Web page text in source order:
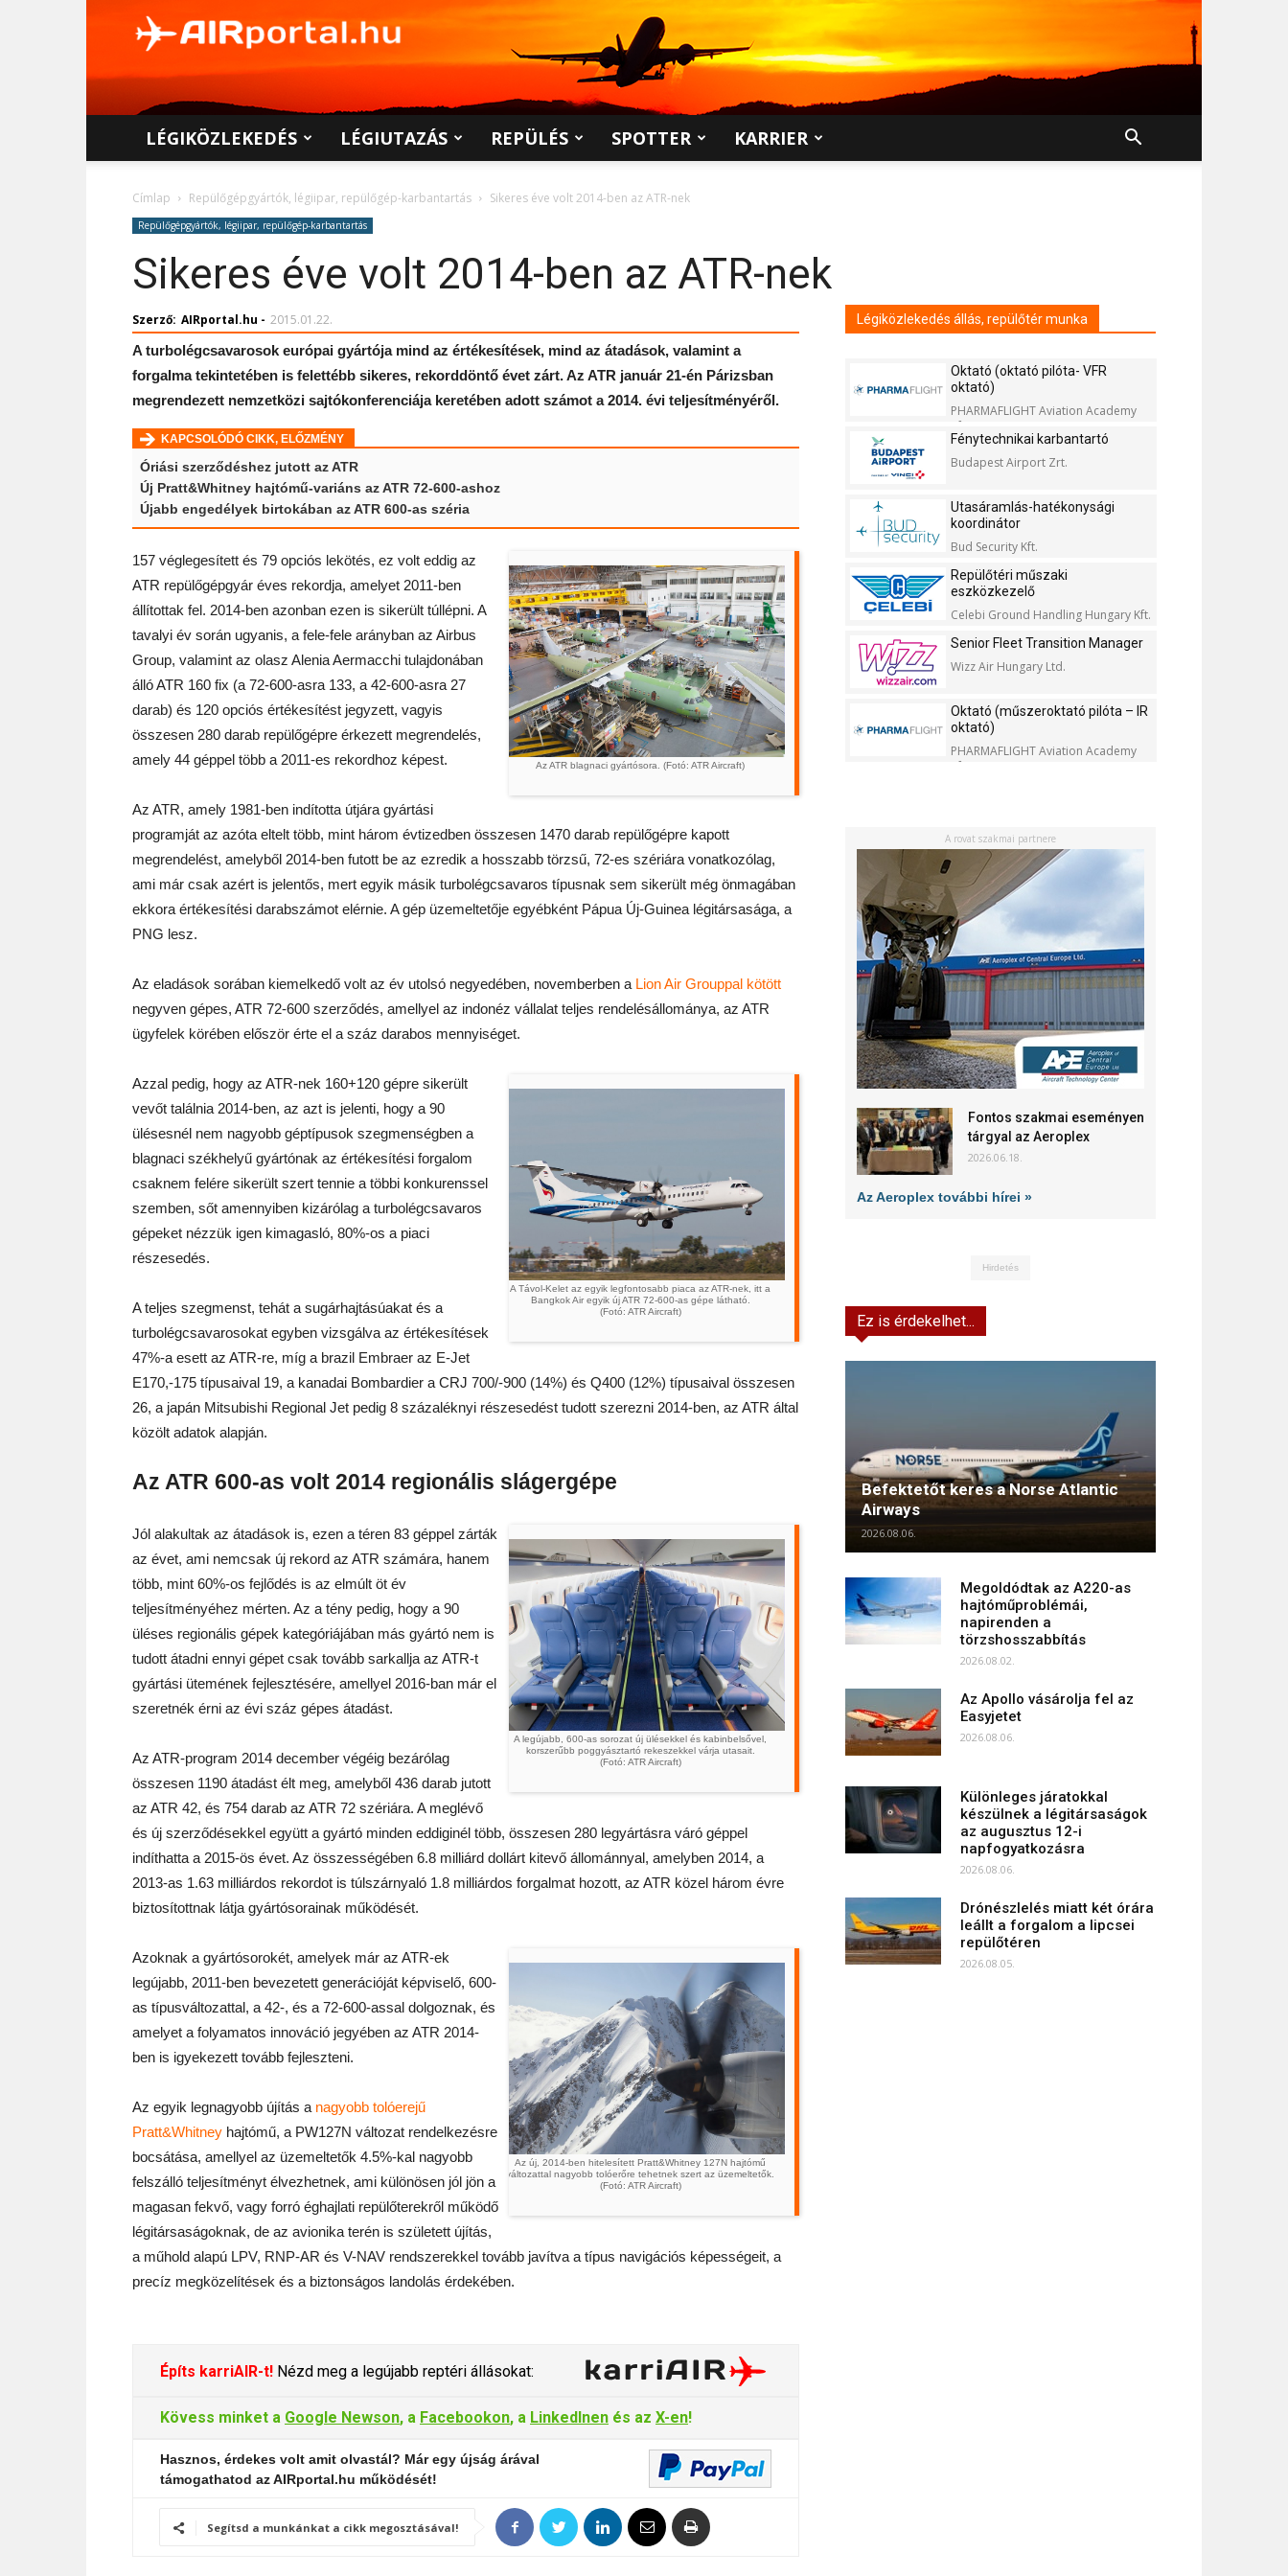
LÉGIKÖZLEKEDÉS LÉGIUTAZÁS REPÜLÉS SPOTTER KARRIER
Címlap Repülőgépgyártók, légiipar, repülőgép-karbantartás Sikeres éve volt 2014-ben az ATR-nek
Repülőgépgyártók, légiipar, repülőgép-karbantartás
Sikeres éve volt 2014-ben az ATR-nek
Szerző: AIRportal.hu - 2015.01.22.
A turbolégcsavarosok európai gyártója mind az értékesítések, mind az átadások, valamint a
forgalma tekintetében is felettébb sikeres, rekorddöntő évet zárt. Az ATR január 21-én Párizsban
megrendezett nemzetközi sajtókonferenciája keretében adott számot a 2014. évi teljesítményéről.
KAPCSOLÓDÓ CIKK, ELŐZMÉNY
Óriási szerződéshez jutott az ATR
Új Pratt&Whitney hajtómű-variáns az ATR 72-600-ashoz
Újabb engedélyek birtokában az ATR 600-as széria
Az ATR blagnaci gyártósora. (Fotó: ATR Aircraft)
157 véglegesített és 79 opciós lekötés, ez volt eddig az
ATR repülőgépgyár éves rekordja, amelyet 2011-ben
állítottak fel. 2014-ben azonban ezen is sikerült túllépni. A
tavalyi év során ugyanis, a fele-fele arányban az Airbus
Group, valamint az olasz Alenia Aermacchi tulajdonában
álló ATR 160 fix (a 72-600-asra 133, a 42-600-asra 27
darab) és 120 opciós értékesítést jegyzett, vagyis
összesen 280 darab repülőgépre érkezett megrendelés,
amely 44 géppel több a 2011-es rekordhoz képest.
Az ATR, amely 1981-ben indította útjára gyártási
programját az azóta eltelt több, mint három évtizedben összesen 1470 darab repülőgépre kapott
megrendelést, amelyből 2014-ben futott be az ezredik a hosszabb törzsű, 72-es szériára vonatkozólag,
ami már csak azért is jelentős, mert egyik másik turbolégcsavaros típusnak sem sikerült még önmagában
ekkora értékesítési darabszámot elérnie. A gép üzemeltetője egyébként Pápua Új-Guinea légitársasága, a
PNG lesz.
Az eladások sorában kiemelkedő volt az év utolsó negyedében, novemberben a Lion Air Grouppal kötött
negyven gépes, ATR 72-600 szerződés, amellyel az indonéz vállalat teljes rendelésállománya, az ATR
ügyfelek körében először érte el a száz darabos mennyiséget.
A Távol-Kelet az egyik legfontosabb piaca az ATR-nek, itt a
Bangkok Air egyik új ATR 72-600-as gépe látható.
(Fotó: ATR Aircraft)
Azzal pedig, hogy az ATR-nek 160+120 gépre sikerült
vevőt találnia 2014-ben, az azt is jelenti, hogy a 90
ülésesnél nem nagyobb géptípusok szegmenségben a
blagnaci székhelyű gyártónak az értékesítési forgalom
csaknem felére sikerült szert tennie a többi konkurenssel
szemben, sőt amennyiben kizárólag a turbolégcsavaros
gépeket nézzük igen kimagasló, 80%-os a piaci
részesedés.
A teljes szegmenst, tehát a sugárhajtásúakat és a
turbolégcsavarosokat egyben vizsgálva az értékesítések
47%-a esett az ATR-re, míg a brazil Embraer az E-Jet
E170,-175 típusaival 19, a kanadai Bombardier a CRJ 700/-900 (14%) és Q400 (12%) típusaival összesen
26, a japán Mitsubishi Regional Jet pedig 8 százaléknyi részesedést tudott szerezni 2014-ben, az ATR által
közölt adatok alapján.
Az ATR 600-as volt 2014 regionális slágergépe
A legújabb, 600-as sorozat új ülésekkel és kabinbelsővel,
korszerűbb poggyásztartó rekeszekkel várja utasait.
(Fotó: ATR Aircraft)
Jól alakultak az átadások is, ezen a téren 83 géppel zárták
az évet, ami nemcsak új rekord az ATR számára, hanem
több, mint 60%-os fejlődés is az elmúlt öt év
teljesítményéhez mérten. Az a tény pedig, hogy a 90
üléses regionális gépek kategóriájában más gyártó nem is
tudott átadni ennyi gépet csak tovább sarkallja az ATR-t
gyártási ütemének fejlesztésére, amellyel 2016-ban már el
szeretnék érni az évi száz gépes átadást.
Az ATR-program 2014 december végéig bezárólag
összesen 1190 átadást élt meg, amelyből 436 darab jutott
az ATR 42, és 754 darab az ATR 72 szériára. A meglévő
és új szerződésekkel együtt a gyártó minden eddiginél több, összesen 280 legyártásra váró géppel
indíthatta a 2015-ös évet. Az összességében 6.8 milliárd dollárt kitevő állománnyal, amelyben 2014, a
2013-as 1.63 milliárdos rekordot is túlszárnyaló 1.8 milliárdos forgalmat hozott, az ATR közel három évre
biztosítottnak látja gyártósorainak működését.
Az új, 2014-ben hitelesített Pratt&Whitney 127N hajtómű
változattal nagyobb tolóerőre tehetnek szert az üzemeltetők.
(Fotó: ATR Aircraft)
Azoknak a gyártósorokét, amelyek már az ATR-ek
legújabb, 2011-ben bevezetett generációját képviselő, 600-
as típusváltozattal, a 42-, és a 72-600-assal dolgoznak, és
amelyet a folyamatos innováció jegyében az ATR 2014-
ben is igyekezett tovább fejleszteni.
Az egyik legnagyobb újítás a nagyobb tolóerejű
Pratt&Whitney hajtómű, a PW127N változat rendelkezésre
bocsátása, amellyel az üzemeltetők 4.5%-kal nagyobb
felszálló teljesítményt élvezhetnek, ami különösen jól jön a
magasan fekvő, vagy forró éghajlati repülőterekről működő
légitársaságoknak, de az avionika terén is született újítás,
a műhold alapú LPV, RNP-AR és V-NAV rendszerekkel tovább javítva a típus navigációs képességeit, a
precíz megközelítések és a biztonságos landolás érdekében.
Építs karriAIR-t! Nézd meg a legújabb reptéri állásokat:
Kövess minket a Google Newson, a Facebookon, a LinkedInen és az X-en!
Hasznos, érdekes volt amit olvastál? Már egy újság árával
támogathatod az AIRportal.hu működését!
Segítsd a munkánkat a cikk megosztásával!
Légiközlekedés állás, repülőtér munka
Oktató (oktató pilóta- VFR
oktató)
PHARMAFLIGHT Aviation Academy
Kft.
Fénytechnikai karbantartó
Budapest Airport Zrt.
Utasáramlás-hatékonysági
koordinátor
Bud Security Kft.
Repülőtéri műszaki
eszközkezelő
Celebi Ground Handling Hungary Kft.
Senior Fleet Transition Manager
Wizz Air Hungary Ltd.
Oktató (műszeroktató pilóta – IR
oktató)
PHARMAFLIGHT Aviation Academy
Kft.
A rovat szakmai partnere
Fontos szakmai eseményen
tárgyal az Aeroplex
2026.06.18.
Az Aeroplex további hírei »
Hirdetés
Ez is érdekelhet...
Befektetőt keres a Norse Atlantic
Airways
2026.08.06.
Megoldódtak az A220-as
hajtóműproblémái,
napirenden a
törzshosszabbítás
2026.08.02.
Az Apollo vásárolja fel az
Easyjetet
2026.08.06.
Különleges járatokkal
készülnek a légitársaságok
az augusztus 12-i
napfogyatkozásra
2026.08.06.
Drónészlelés miatt két órára
leállt a forgalom a lipcsei
repülőtéren
2026.08.05.